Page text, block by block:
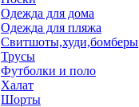
Одежда для дома
Одежда для пляжа
Свитшоты,худи,бомберы
Трусы
Футболки и поло
Халат
Шорты